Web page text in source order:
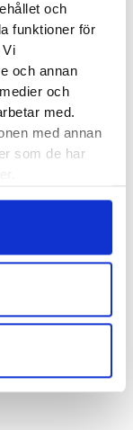
och
funktioner för
Vi
och annan
och
med.
med annan
som de har